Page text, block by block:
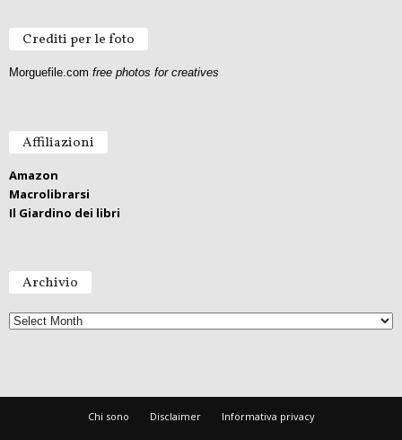
Crediti per le foto
Morguefile.com free photos for creatives
Affiliazioni
Amazon
Macrolibrarsi
Il Giardino dei libri
Archivio
i
o
Chi sono Disclaimer
Informativa privacy